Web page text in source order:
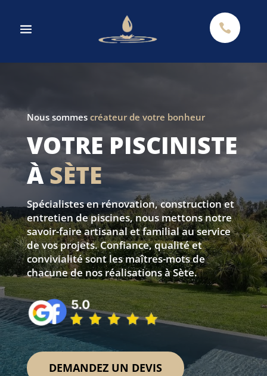

Nous sommes créateur de votre bonheur
VOTRE PISCINISTE
ÀSÈTE
Spécialistes en rénovation, construction et
entretien de piscines, nous mettons notre
savoir-faire artisanal et familial au service
de vos projets. Confiance, qualité et
convivialité sont les maîtres-mots de
chacune de nos réalisations à Sète.
DEMANDEZ UN DEVIS